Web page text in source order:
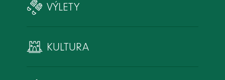
VÝLETY
KULTURA